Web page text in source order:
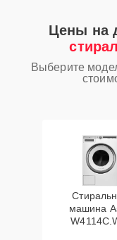
Цены на
Выберите
машина